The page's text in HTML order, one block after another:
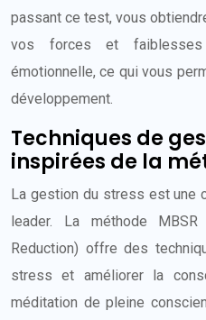
passant ce test, vous
vos forces et faiblesses
émotionnelle, ce qui vous
développement.
Techniques de
inspirées de la
La gestion du stress est une
leader. La méthode
Reduction) offre des
stress et améliorer la
méditation de pleine